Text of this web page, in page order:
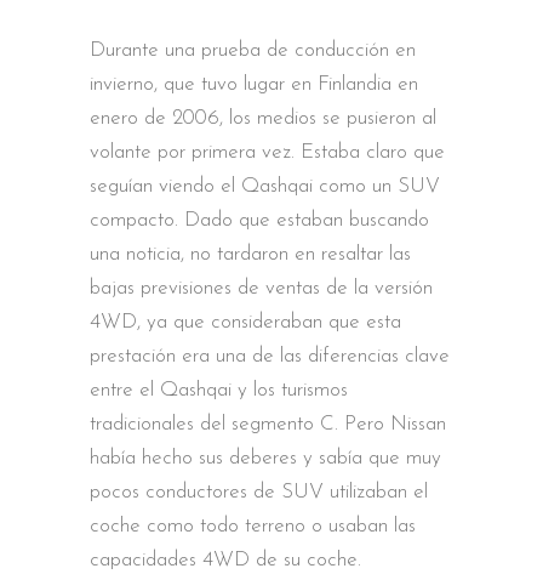
Durante una prueba de conducción en
invierno, que tuvo lugar en Finlandia en
enero de 2006, los medios se pusieron al
volante por primera vez. Estaba claro que
seguían viendo el Qashqai como un SUV
compacto. Dado que estaban buscando
una noticia, no tardaron en resaltar las
bajas previsiones de ventas de la versión
4WD, ya que consideraban que esta
prestación era una de las diferencias clave
entre el Qashqai y los turismos
tradicionales del segmento C. Pero Nissan
había hecho sus deberes y sabía que muy
pocos conductores de SUV utilizaban el
coche como todo terreno o usaban las
capacidades 4WD de su coche.